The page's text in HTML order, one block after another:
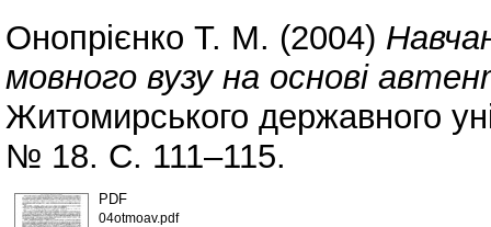
Онопрієнко Т. М. (2004)
мовного вузу на основі
Житомирського державного
№ 18. С. 111–115.
PDF
04otmoav.pdf